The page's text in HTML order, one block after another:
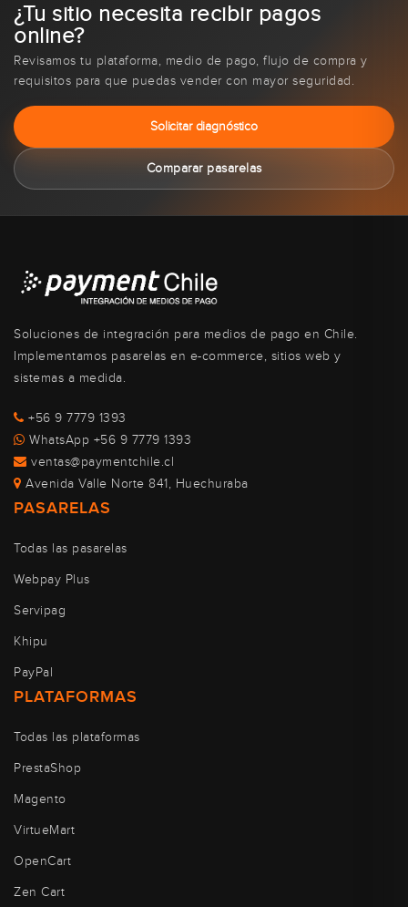
¿Tu sitio necesita recibir pagos
online?
Revisamos tu plataforma, medio de pago, flujo de compra y
requisitos para que puedas vender con mayor seguridad.
Solicitar diagnóstico
Comparar pasarelas
Soluciones de integración para medios de pago en Chile.
Implementamos pasarelas en e-commerce, sitios web y
sistemas a medida.
+56 9 7779 1393
WhatsApp +56 9 7779 1393
ventas@paymentchile.cl
Avenida Valle Norte 841, Huechuraba
PASARELAS
Todas las pasarelas
Webpay Plus
Servipag
Khipu
PayPal
PLATAFORMAS
Todas las plataformas
PrestaShop
Magento
VirtueMart
OpenCart
Zen Cart